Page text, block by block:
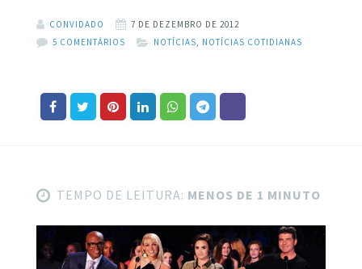
CONVIDADO
7 DE DEZEMBRO DE 2012
5 COMENTÁRIOS
NOTÍCIAS NOTÍCIAS COTIDIANAS
TEMPO DE LEITURA: MENOS DE 1 MINUTO